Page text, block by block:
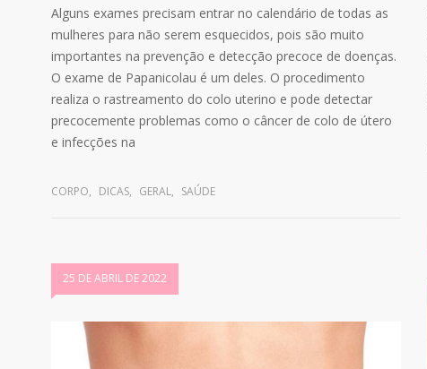
Alguns exames precisam entrar no calendário de todas as
mulheres para não serem esquecidos, pois são muito
importantes na prevenção e detecção precoce de doenças.
O exame de Papanicolau é um deles. O procedimento
realiza o rastreamento do colo uterino e pode detectar
precocemente problemas como o câncer de colo de útero
e infecções na
CORPO, DICAS, GERAL, SAÚDE
25 DE ABRIL DE 2022